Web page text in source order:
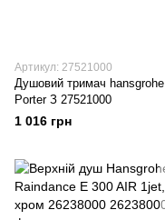
Артикул: 27521000
Душовий тримач hansgrohe
Porter З 27521000
1 016 грн